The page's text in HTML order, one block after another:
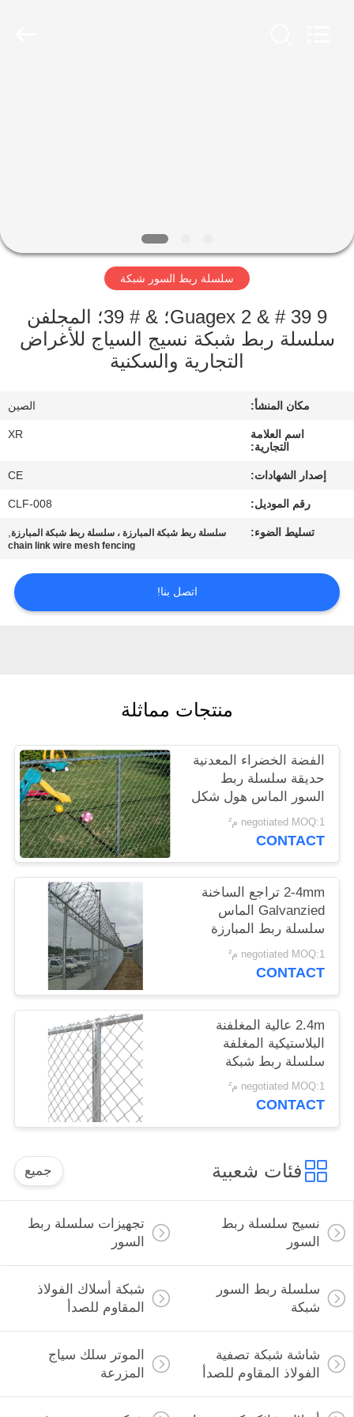
عنا
في
المعمل
مراقبة
اتصل
اقتباس
سلسلة ربط السور شبكة
9 Guagex 2 & # 39؛ & # 39؛ المجلفن
سلسلة ربط شبكة نسيج السياج للأغراض
التجارية والسكنية
مكان المنشأ: الصين
اسم العلامة
التجارية:
XR
إصدار الشهادات: CE
رقم الموديل: CLF-008
تسليط الضوء: سلسلة ربط شبكة المبارزة ، سلسلة ربط شبكة المبارزة,
chain link wire mesh fencing
اتصل بنا!
منتجات مماثلة
الفضة الخضراء المعدنية
حديقة سلسلة ربط
السور الماس هول شكل
مقاومة الطقس
negotiated MOQ:1 م²
CONTACT
2-4mm تراجع الساخنة
Galvanzied الماس
سلسلة ربط المبارزة
مقاومة الشيخوخة
negotiated MOQ:1 م²
CONTACT
2.4m عالية المغلفنة
البلاستيكية المغلفة
سلسلة ربط شبكة
السياج مقاومة الشمس
negotiated MOQ:1 م²
CONTACT
فئات شعبية جميع
نسيج سلسلة ربط
السور
تجهيزات سلسلة ربط
السور
سلسلة ربط السور
شبكة
شبكة أسلاك الفولاذ
المقاوم للصدأ
شاشة شبكة تصفية
الفولاذ المقاوم للصدأ
الموتر سلك سياج
المزرعة